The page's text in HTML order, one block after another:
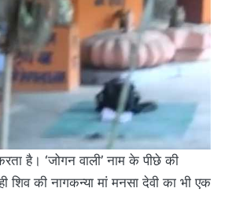
है। ‘जोगन वाली’ नाम के पीछे की
शिव की नागकन्या मां मनसा देवी का भी एक